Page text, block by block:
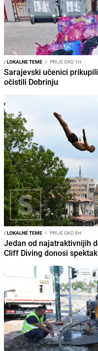
/LOKALNE TEME I PRIJE OKO 1H
Sarajevski učenici
očistili Dobrinju
/LOKALNE TEME I PRIJE OKO 9H
Jedan od najatraktivnijih
Cliff Diving donosi